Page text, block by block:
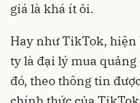
giá là khá ít ỏi.
Hay như TikTok, hiện
ty là đại lý mua
đó, theo thông tin